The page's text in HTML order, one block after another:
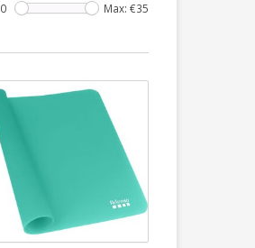
0 Max: €35